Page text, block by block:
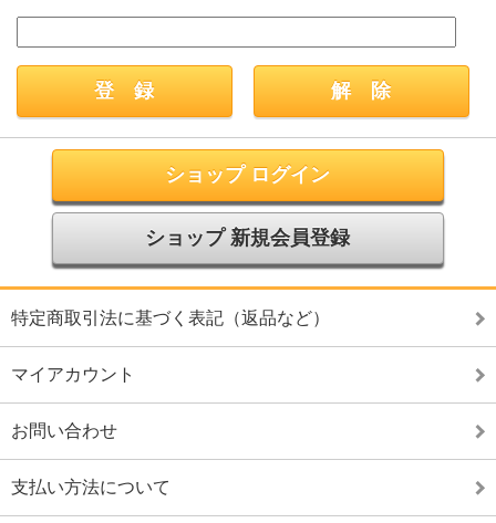
ショップ ログイン
ショップ 新規会員登録
特定商取引法に基づく表記（返品など）
マイアカウント
お問い合わせ
支払い方法について